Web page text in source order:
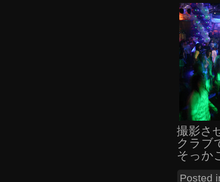
撮影さ
クラブ
そっか
Posted